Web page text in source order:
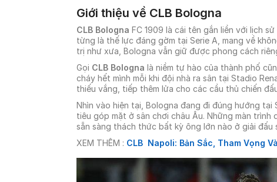
Giới thiệu về CLB Bologna
CLB Bologna FC 1909 là cái tên gắn liền với lịch
từng là thế lực đáng gờm tại Serie A, mang về
trị như xưa, Bologna vẫn giữ được phong cách
Gọi CLB Bologna là niềm tự hào của thành phố
cháy hết mình mỗi khi đội nhà ra sân tại Stadio
thiếu vắng, tiếp thêm lửa cho các cầu thủ chiến
Nhìn vào hiện tại, Bologna đang đi đúng hướng
tiêu góp mặt ở sân chơi châu Âu. Những màn
sẵn sàng thách thức bất kỳ ông lớn nào ở giải đấu
XEM THÊM : CLB Napoli: Bản Sắc, Tham Vọng